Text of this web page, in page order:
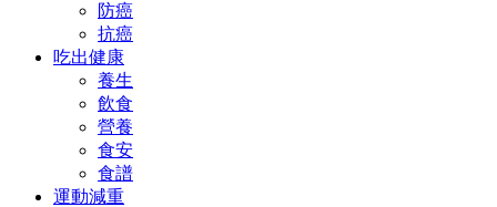
防癌
抗癌
吃出健康
養生
飲食
營養
食安
食譜
運動減重